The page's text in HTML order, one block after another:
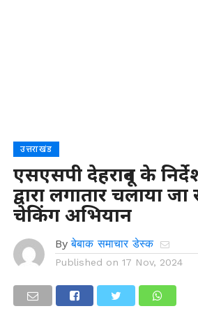
उत्तराखंड
एसएसपी देहरादून के
द्वारा लगातार चलाया
चेकिंग अभियान
By बेबाक समाचार डेस्क
Published on 17 Nov, 2024